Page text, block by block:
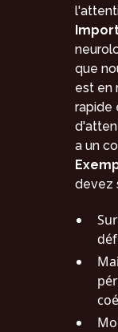
que
est en
rapide
a un
devez